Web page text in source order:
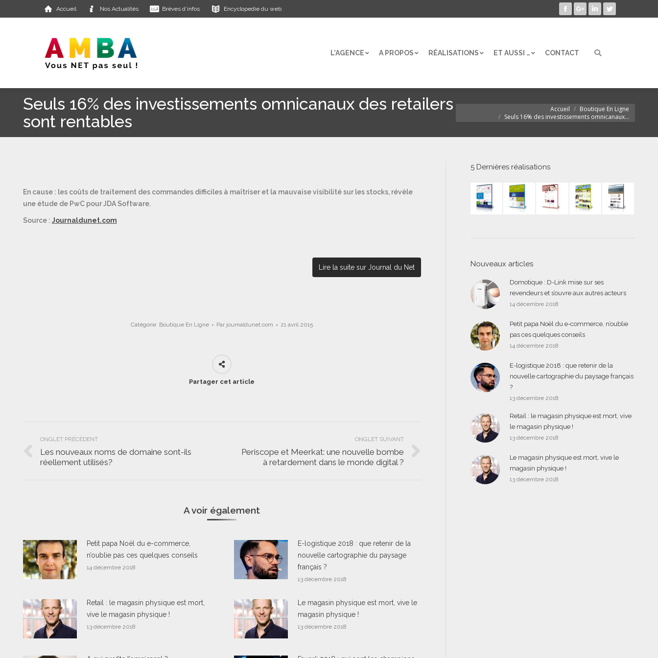
Accueil Nos Actualités Brèves d’infos Encyclopedie du web
Facebook
Google+LinkedInTwitter
L’AGENCE A PROPOS RÉALISATIONS ET AUSSI … CONTACT Search:
Seuls 16% des investissements omnicanaux des retailers
sont rentables
Accueil
Boutique En Ligne
Seuls 16% des investissements omnicanaux…
En cause : les coûts de traitement des commandes difficiles à maîtriser et la mauvaise visibilité sur les stocks, révèle
une étude de PwC pour JDA Software.
Source : Journaldunet.com
Lire la suite sur Journal du Net
Catégorie Boutique En Ligne Par journaldunet.com 21 avril 2015
Partager cet article
Navigation
de
ONGLET PRÉCÉDENT
Onglet
Les nouveaux noms de domaine sont-ils
réellement utilisés?
ONGLET SUIVANT
Onglet
Periscope et Meerkat: une nouvelle bombe
à retardement dans le monde digital ?
A voir également
Petit papa Noël du e-commerce,
n’oublie pas ces quelques conseils
14 décembre 2018
E-logistique 2018 : que retenir de la
nouvelle cartographie du paysage
français ?
13 décembre 2018
Retail : le magasin physique est mort,
vive le magasin physique !
13 décembre 2018
Le magasin physique est mort, vive le
magasin physique !
13 décembre 2018
5 Dernières réalisations
Nouveaux articles
Domotique : D-Link mise sur ses
revendeurs et s’ouvre aux autres acteurs
14 décembre 2018
Petit papa Noël du e-commerce, n’oublie
pas ces quelques conseils
14 décembre 2018
E-logistique 2018 : que retenir de la
nouvelle cartographie du paysage français
?
13 décembre 2018
Retail : le magasin physique est mort, vive
le magasin physique !
13 décembre 2018
Le magasin physique est mort, vive le
magasin physique !
13 décembre 2018